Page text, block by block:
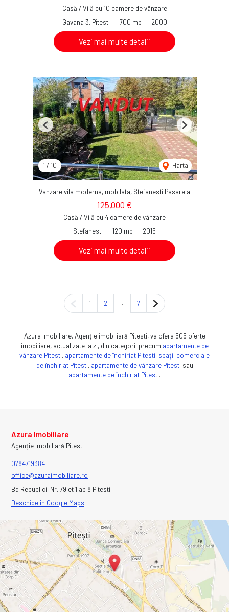
Casă / Vilă cu 10 camere de vânzare
Gavana 3, Pitesti
700 mp 2000
Vezi mai multe detalii
1 / 10 Harta
Previous Next
Vanzare vila moderna, mobilata, Stefanesti Pasarela
125,000 €
Casă / Vilă cu 4 camere de vânzare
Stefanesti
120 mp 2015
Vezi mai multe detalii
Pagina anterioară
1 2 ... 7 Pagina următoare
Azura Imobiliare, Agenție imobiliară Pitesti, va ofera 505 oferte
imobiliare, actualizate la zi, din categorii precum apartamente de
vânzare Pitesti, apartamente de închiriat Pitesti, spații comerciale
de închiriat Pitesti, apartamente de vânzare Pitesti sau
apartamente de închiriat Pitesti.
Azura Imobiliare
Agenție imobiliară Pitesti
0784719384
office@azuraimobiliare.ro
Bd Republicii Nr. 79 et 1 ap 8 Pitesti
Deschide în Google Maps